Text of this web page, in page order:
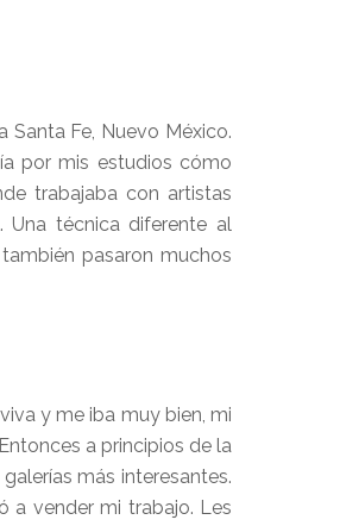
Fe, Nuevo México.
por mis estudios cómo
trabajaba con artistas
Una técnica diferente al
pasaron muchos
y me iba muy bien, mi
a principios de la
más interesantes.
a vender mi trabajo. Les